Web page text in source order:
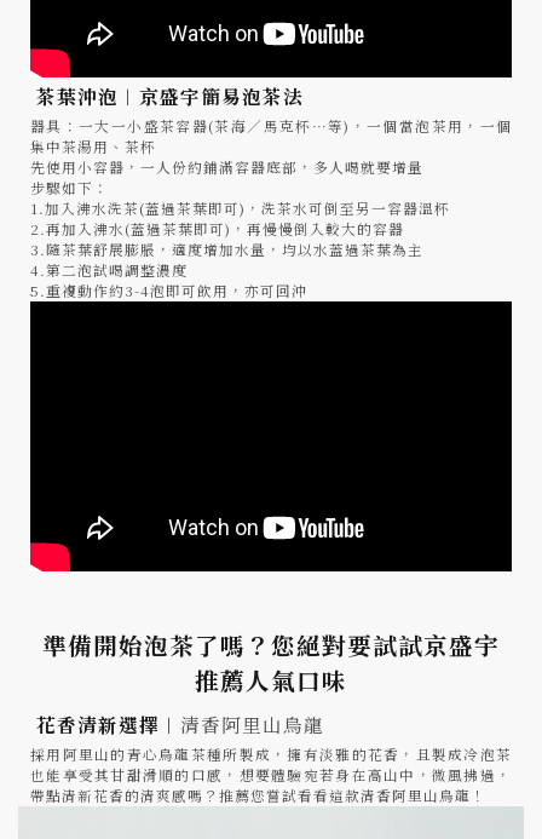
茶葉沖泡︱京盛宇簡易泡茶法
器具：一大一小盛茶容器(茶海／馬克杯…等)，一個當泡茶用，一個
集中茶湯用、茶杯
先使用小容器，一人份約鋪滿容器底部，多人喝就要增量
步驟如下：
1.加入沸水洗茶(蓋過茶葉即可)，洗茶水可倒至另一容器溫杯
2.再加入沸水(蓋過茶葉即可)，再慢慢倒入較大的容器
3.隨茶葉舒展膨脹，適度增加水量，均以水蓋過茶葉為主
4.第二泡試喝調整濃度
5.重複動作約3-4泡即可飲用，亦可回沖
準備開始泡茶了嗎？您絕對要試試京盛宇
推薦人氣口味
花香清新選擇︱ 清香阿里山烏龍
採用阿里山的青心烏龍茶種所製成，擁有淡雅的花香，且製成冷泡茶
也能享受其甘甜滑順的口感，想要體驗宛若身在高山中，微風拂過，
帶點清新花香的清爽感嗎？推薦您嘗試看看這款清香阿里山烏龍！